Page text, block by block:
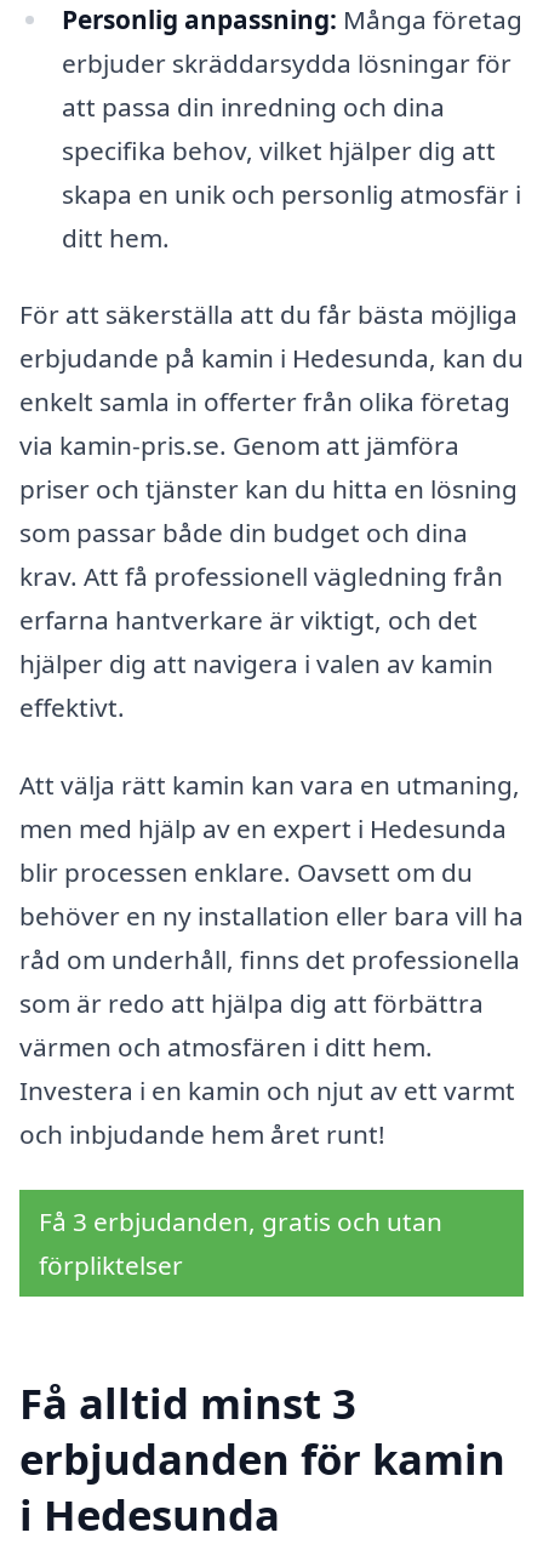
Personlig anpassning: Många företag
erbjuder skräddarsydda lösningar för
att passa din inredning och dina
specifika behov, vilket hjälper dig att
skapa en unik och personlig atmosfär i
ditt hem.
För att säkerställa att du får bästa möjliga
erbjudande på kamin i Hedesunda, kan du
enkelt samla in offerter från olika företag
via kamin-pris.se. Genom att jämföra
priser och tjänster kan du hitta en lösning
som passar både din budget och dina
krav. Att få professionell vägledning från
erfarna hantverkare är viktigt, och det
hjälper dig att navigera i valen av kamin
effektivt.
Att välja rätt kamin kan vara en utmaning,
men med hjälp av en expert i Hedesunda
blir processen enklare. Oavsett om du
behöver en ny installation eller bara vill ha
råd om underhåll, finns det professionella
som är redo att hjälpa dig att förbättra
värmen och atmosfären i ditt hem.
Investera i en kamin och njut av ett varmt
och inbjudande hem året runt!
Få 3 erbjudanden, gratis och utan
förpliktelser
Få alltid minst 3
erbjudanden för kamin
i Hedesunda